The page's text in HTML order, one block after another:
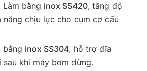
Làm bằng inox SS420, tăng độ
năng chịu lực cho cụm cơ cấu
bằng inox SS304, hỗ trợ đĩa
sau khi máy bơm dừng.